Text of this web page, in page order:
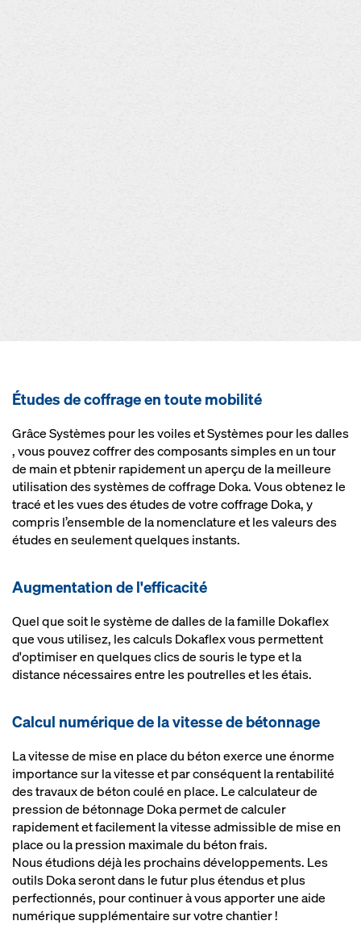
Études de coffrage en toute mobilité
Grâce Systèmes pour les voiles et Systèmes pour les dalles
, vous pouvez coffrer des composants simples en un tour
de main et pbtenir rapidement un aperçu de la meilleure
utilisation des systèmes de coffrage Doka. Vous obtenez le
tracé et les vues des études de votre coffrage Doka, y
compris l’ensemble de la nomenclature et les valeurs des
études en seulement quelques instants.
Augmentation de l'efficacité
Quel que soit le système de dalles de la famille Dokaflex
que vous utilisez, les calculs Dokaflex vous permettent
d'optimiser en quelques clics de souris le type et la
distance nécessaires entre les poutrelles et les étais.
Calcul numérique de la vitesse de bétonnage
La vitesse de mise en place du béton exerce une énorme
importance sur la vitesse et par conséquent la rentabilité
des travaux de béton coulé en place. Le calculateur de
pression de bétonnage Doka permet de calculer
rapidement et facilement la vitesse admissible de mise en
place ou la pression maximale du béton frais.
Nous étudions déjà les prochains développements. Les
outils Doka seront dans le futur plus étendus et plus
perfectionnés, pour continuer à vous apporter une aide
numérique supplémentaire sur votre chantier !